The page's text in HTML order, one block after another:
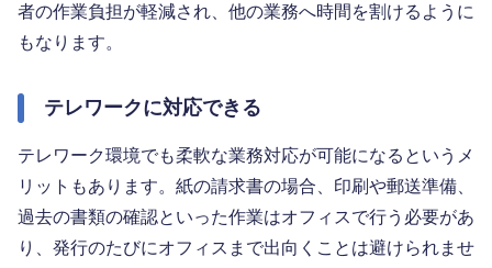
者の作業負担が軽減され、他の業務へ時間を割けるように
もなります。
テレワークに対応できる
テレワーク環境でも柔軟な業務対応が可能になるというメ
リットもあります。紙の請求書の場合、印刷や郵送準備、
過去の書類の確認といった作業はオフィスで行う必要があ
り、発行のたびにオフィスまで出向くことは避けられませ